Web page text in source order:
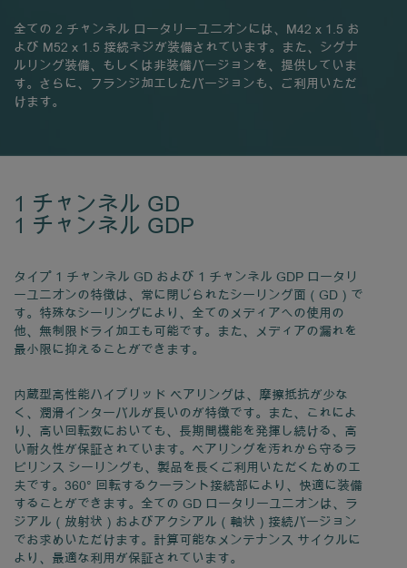
全ての 2 チャンネル ロータリーユニオンには、M42 x 1.5 お
よび M52 x 1.5 接続ネジが装備されています。また、シグナ
ルリング装備、もしくは非装備バージョンを、提供していま
す。さらに、フランジ加工したバージョンも、ご利用いただ
けます。
1 チャンネル GD
1 チャンネル GDP
タイプ 1 チャンネル GD および 1 チャンネル GDP ロータリ
ーユニオンの特徴は、常に閉じられたシーリング面（GD）で
す。特殊なシーリングにより、全てのメディアへの使用の
他、無制限ドライ加工も可能です。また、メディアの漏れを
最小限に抑えることができます。
内蔵型高性能ハイブリッド ベアリングは、摩擦抵抗が少な
く、潤滑インターバルが長いのが特徴です。また、これによ
り、高い回転数においても、長期間機能を発揮し続ける、高
い耐久性が保証されています。ベアリングを汚れから守るラ
ビリンス シーリングも、製品を長くご利用いただくための工
夫です。360° 回転するクーラント接続部により、快適に装備
することができます。全ての GD ロータリーユニオンは、ラ
ジアル（放射状）およびアクシアル（軸状）接続バージョン
でお求めいただけます。計算可能なメンテナンス サイクルに
より、最適な利用が保証されています。